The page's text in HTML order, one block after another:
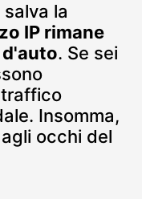
la
IP rimane
. Se sei
Insomma,
occhi del